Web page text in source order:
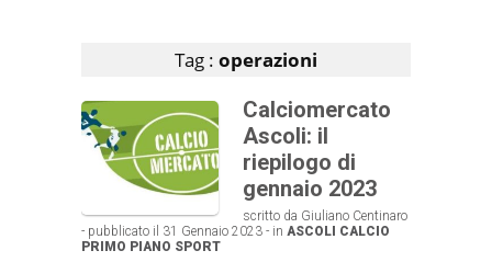
Tag : operazioni
Calciomercato
Ascoli: il
riepilogo di
gennaio 2023
scritto da Giuliano Centinaro
- pubblicato il 31 Gennaio 2023 - in ASCOLI CALCIO
PRIMO PIANO SPORT